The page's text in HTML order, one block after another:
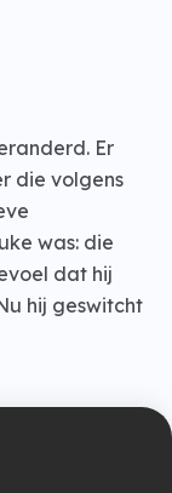
Er
die volgens
was: die
dat hij
hij geswitcht